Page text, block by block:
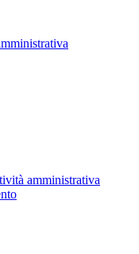
amministrativa